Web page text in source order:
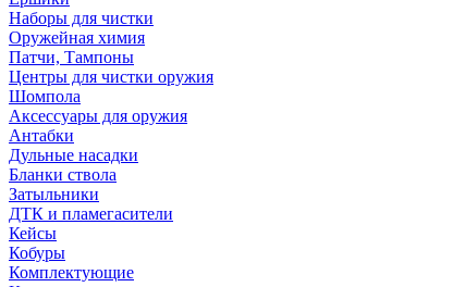
Наборы для чистки
Оружейная химия
Патчи, Тампоны
Центры для чистки оружия
Шомпола
Аксессуары для оружия
Антабки
Дульные насадки
Бланки ствола
Затыльники
ДТК и пламегасители
Кейсы
Кобуры
Комплектующие